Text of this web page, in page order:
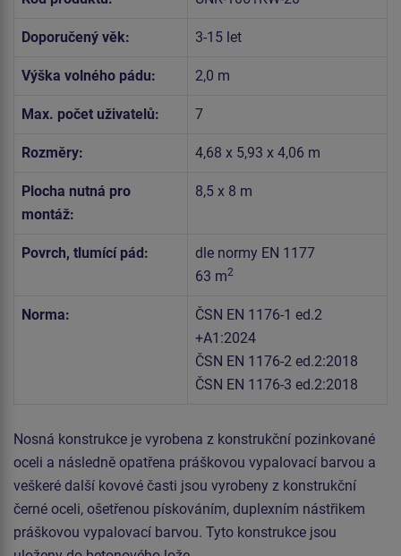
Doporučený věk: 3-15 let
Výška volného pádu: 2,0 m
Max. počet uživatelů: 7
Rozměry: 4,68 x 5,93 x 4,06 m
Plocha nutná pro
montáž:
8,5 x 8 m
Povrch, tlumící pád:
dle normy EN 1177
63 m2
Norma:
ČSN EN 1176-1 ed.2
+A1:2024
ČSN EN 1176-2 ed.2:2018
ČSN EN 1176-3 ed.2:2018
Nosná konstrukce je vyrobena z konstrukční pozinkované
oceli a následně opatřena práškovou vypalovací barvou a
veškeré další kovové časti jsou vyrobeny z konstrukční
černé oceli, ošetřenou pískováním, duplexním nástřikem
práškovou vypalovací barvou. Tyto konstrukce jsou